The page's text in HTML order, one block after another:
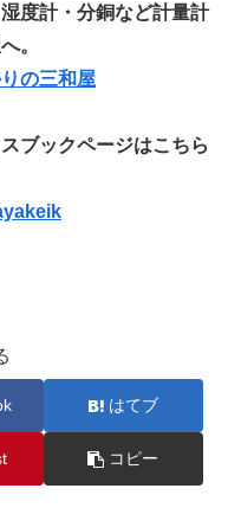
度計・分銅など計量計
。
の三和屋
ブックページはこちら
はてブ
コピー